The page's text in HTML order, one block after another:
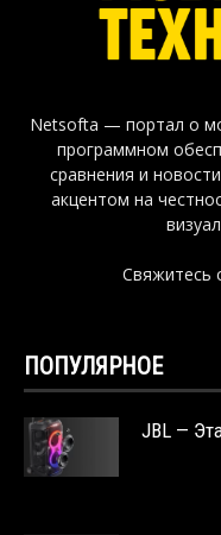
Netsofta — портал о
программном
сравнения и
акцентом на
Свяжитесь
ПОПУЛЯРНОЕ
JBL —